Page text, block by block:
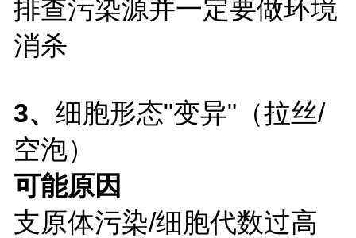
排查污染源并一定要做环境
消杀
3、 细胞形态"变异"（拉丝/
空泡）
可能原因
支原体污染/细胞代数过高